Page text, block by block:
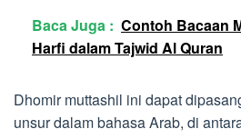
Baca Juga : Contoh Bacaan
Harfi dalam Tajwid Al Quran
Dhomir muttashil ini dapat
unsur dalam bahasa Arab, di